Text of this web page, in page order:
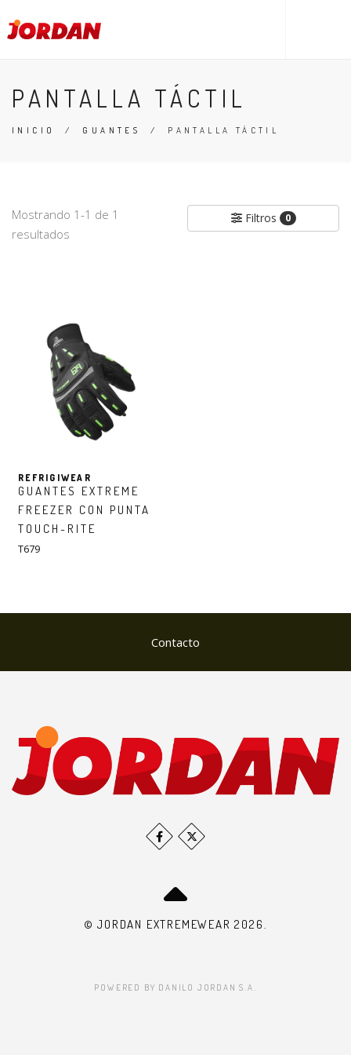
PANTALLA TÁCTIL
INICIO / GUANTES / PANTALLA TÁCTIL
Mostrando 1-1 de 1
resultados
Filtros 0
REFRIGIWEAR
GUANTES EXTREME
FREEZER CON PUNTA
TOUCH-RITE
T679
Contacto
© JORDAN EXTREMEWEAR 2026.
POWERED BY DANILO JORDAN S.A.